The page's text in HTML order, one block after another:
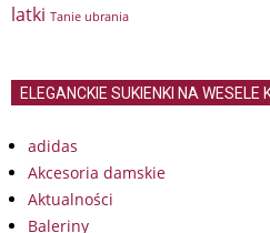
latki Tanie ubrania
ELEGANCKIE SUKIENKI NA WESELE
adidas
Akcesoria damskie
Aktualności
Baleriny